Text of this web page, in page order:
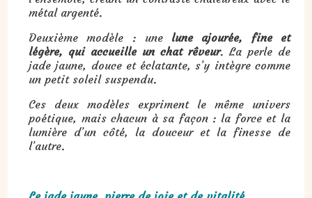
métal argenté.
Deuxième modèle : une lune ajourée, fine et
légère, qui accueille un chat rêveur. La perle de
jade jaune, douce et éclatante, s’y intègre comme
un petit soleil suspendu.
Ces deux modèles expriment le même univers
poétique, mais chacun à sa façon : la force et la
lumière d’un côté, la douceur et la finesse de
l’autre.